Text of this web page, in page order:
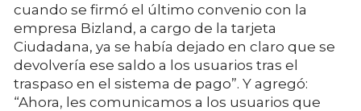
cuando se firmó el último convenio con la
empresa Bizland, a cargo de la tarjeta
Ciudadana, ya se había dejado en claro que se
devolvería ese saldo a los usuarios tras el
traspaso en el sistema de pago”. Y agregó:
“Ahora, les comunicamos a los usuarios que